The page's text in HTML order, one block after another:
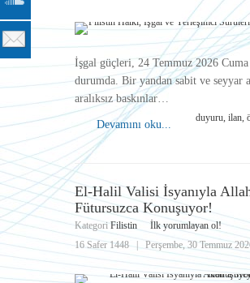
İşgal güçleri, 24 Temmuz 2026 Cuma
durumda. Bir yandan sabit ve seyyar
aralıksız baskınlar…
Devamını oku...
duyuru, ilan,
El-Halil Valisi İsyanıyla
Fütursuzca Konuşuyor!
Kategori Filistin
İlk yorumlayan ol!
16 Safer 1448 | Perşembe, 30 Temmuz